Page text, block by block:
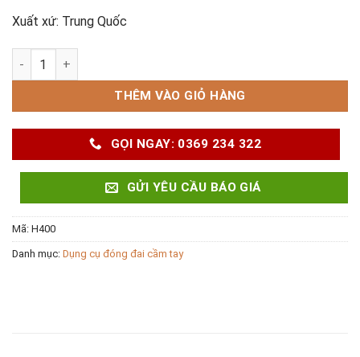
Xuất xứ: Trung Quốc
Kéo cắt đai thép H400 số lượng
THÊM VÀO GIỎ HÀNG
GỌI NGAY: 0369 234 322
GỬI YÊU CẦU BÁO GIÁ
Mã: H400
Danh mục: Dụng cụ đóng đai cầm tay